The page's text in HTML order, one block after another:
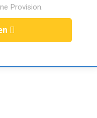
Provision.